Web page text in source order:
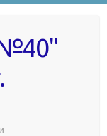
№40"